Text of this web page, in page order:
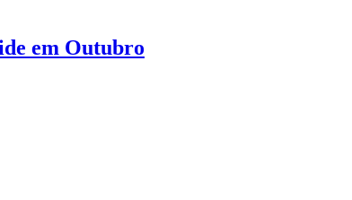
em Outubro